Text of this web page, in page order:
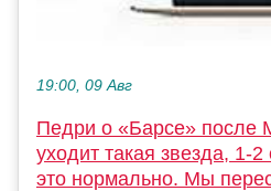
19:00, 09 Авг
Педри о «Барсе» после
уходит такая звезда, 1-
это нормально. Мы